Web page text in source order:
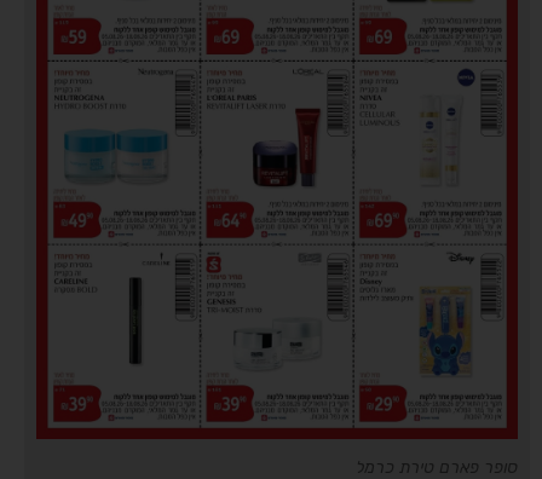
סופר פארם טירת כרמל